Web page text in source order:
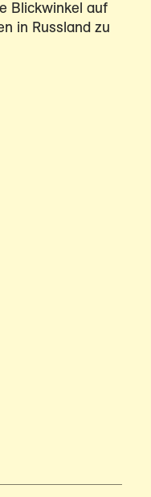
Blickwinkel auf
in Russland zu